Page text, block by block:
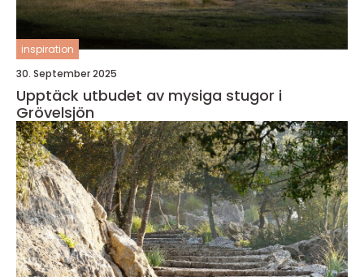
inspiration
30. September 2025
Upptäck utbudet av mysiga stugor i
Grövelsjön